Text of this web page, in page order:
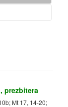
prezbitera
Mt 17, 14-20;